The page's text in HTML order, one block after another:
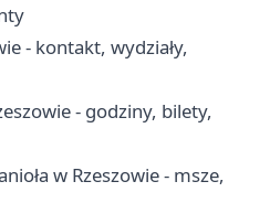
- kontakt, wydziały,
- godziny, bilety,
w Rzeszowie - msze,